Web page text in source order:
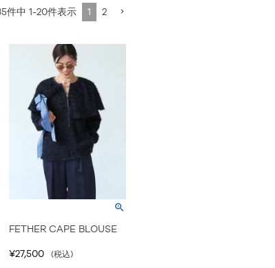
件中 1-20件表示 1 2
FETHER CAPE BLOUSE
¥27,500 税込